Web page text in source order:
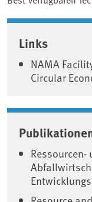
Links
NAMA
Circular